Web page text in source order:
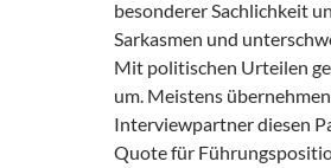
besonderer Sachlichkeit
Sarkasmen und
Mit politischen Urteilen
um. Meistens
Interviewpartner diesen
Quote für